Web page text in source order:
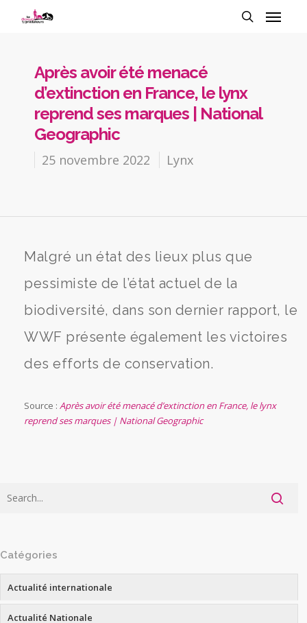
Après avoir été menacé
d’extinction en France, le lynx
reprend ses marques | National
Geographic
25 novembre 2022 Lynx
Malgré un état des lieux plus que
pessimiste de l’état actuel de la
biodiversité, dans son dernier rapport, le
WWF présente également les victoires
des efforts de conservation.
Source :Après avoir été menacé d’extinction en France, le lynx
reprend ses marques | National Geographic
Catégories
Actualité internationale
Actualité Nationale